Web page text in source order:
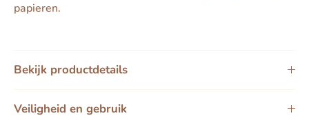
papieren.
Bekijk productdetails
Veiligheid en gebruik